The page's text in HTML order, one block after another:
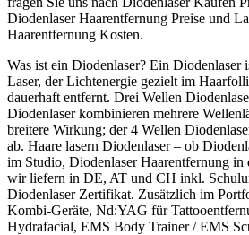
Diodenlaser Haarentfernung Preise und
Haarentfernung Kosten.
Was ist ein Diodenlaser? Ein Diodenlaser
Laser, der Lichtenergie gezielt im
dauerhaft entfernt. Drei Wellen
Diodenlaser kombinieren mehrere
breitere Wirkung; der 4 Wellen
ab. Haare lasern Diodenlaser – ob
im Studio, Diodenlaser Haarentfernung in
wir liefern in DE, AT und CH inkl.
Diodenlaser Zertifikat. Zusätzlich im
Kombi-Geräte, Nd:YAG für
Hydrafacial, EMS Body Trainer / EMS